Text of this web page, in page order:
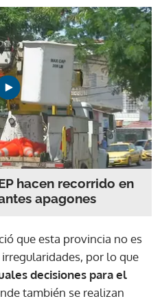
hacen recorrido en
apagones
que esta provincia no es
por lo que
decisiones para el
también se realizan